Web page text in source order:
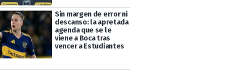
Sin margen de error ni
descanso: la apretada
agenda que se le
viene a Boca tras
vencer a Estudiantes